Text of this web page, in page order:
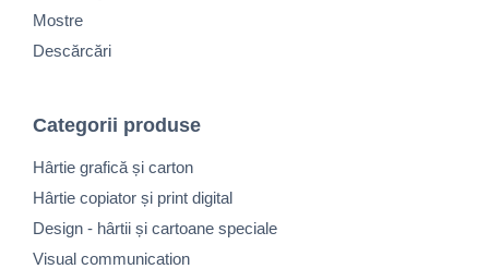
Mostre
Descărcări
Categorii produse
Hârtie grafică și carton
Hârtie copiator și print digital
Design - hârtii și cartoane speciale
Visual communication